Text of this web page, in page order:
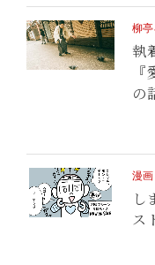
柳
執
の
漫
し
ス